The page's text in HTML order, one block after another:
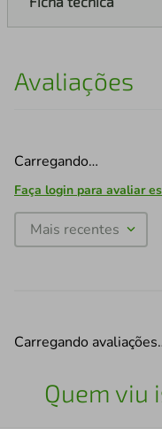
Avaliações
Carregando…
Faça login para avaliar
Mais recentes
Carregando
Quem viu